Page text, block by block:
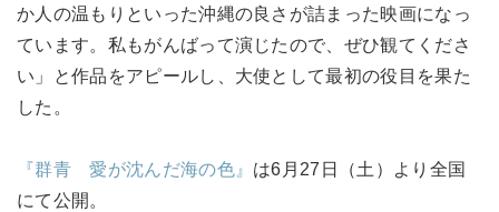
か人の温もりといった沖縄の良さが詰まった映画になっ
ています。私もがんばって演じたので、ぜひ観てくださ
い」と作品をアピールし、大使として最初の役目を果た
した。
『群青 愛が沈んだ海の色』 は6月27日（土）より全国
にて公開。